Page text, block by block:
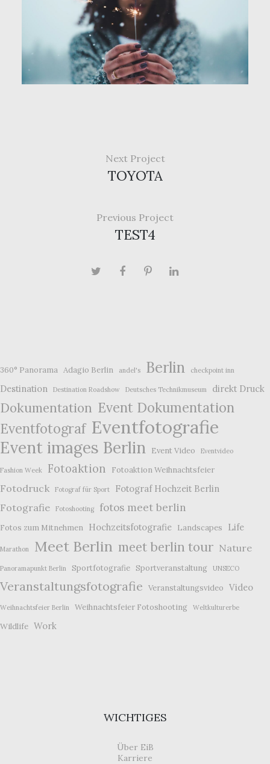
Next Project
TOYOTA
Previous Project
TEST4
360° Panorama Adagio Berlin andel's Berlin checkpoint inn
Destination Destination Roadshow Deutsches Technikmuseum direkt Druck
Dokumentation Event Dokumentation
Eventfotograf Eventfotografie
Event images Berlin Event Video Eventvideo
Fashion Week Fotoaktion Fotoaktion Weihnachtsfeier
Fotodruck Fotograf für Sport Fotograf Hochzeit Berlin
Fotografie Fotoshooting fotos meet berlin
Fotos zum Mitnehmen Hochzeitsfotografie Landscapes Life
Marathon Meet Berlin meet berlin tour Nature
Panoramapunkt Berlin Sportfotografie Sportveranstaltung UNSECO
Veranstaltungsfotografie Veranstaltungsvideo Video
Weihnachtsfeier Berlin Weihnachtsfeier Fotoshooting Weltkulturerbe
Wildlife Work
WICHTIGES
Über EiB
Karriere